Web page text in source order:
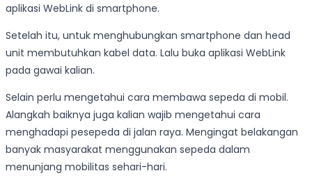
aplikasi WebLink di smartphone.
Setelah itu, untuk menghubungkan smartphone dan head
unit membutuhkan kabel data. Lalu buka aplikasi WebLink
pada gawai kalian.
Selain perlu mengetahui cara membawa sepeda di mobil.
Alangkah baiknya juga kalian wajib mengetahui cara
menghadapi pesepeda di jalan raya. Mengingat belakangan
banyak masyarakat menggunakan sepeda dalam
menunjang mobilitas sehari-hari.